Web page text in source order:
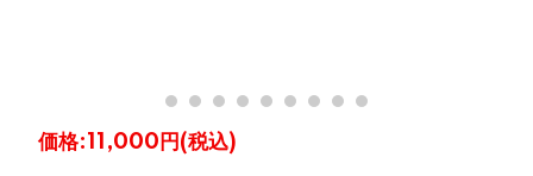
価格:11,000円 (税込)